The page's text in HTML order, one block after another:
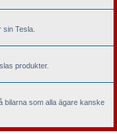
Tesla.
produkter.
bilarna som alla ägare kanske